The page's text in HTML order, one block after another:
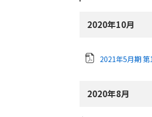
2020年10月
2021年5月期 第
2020年8月